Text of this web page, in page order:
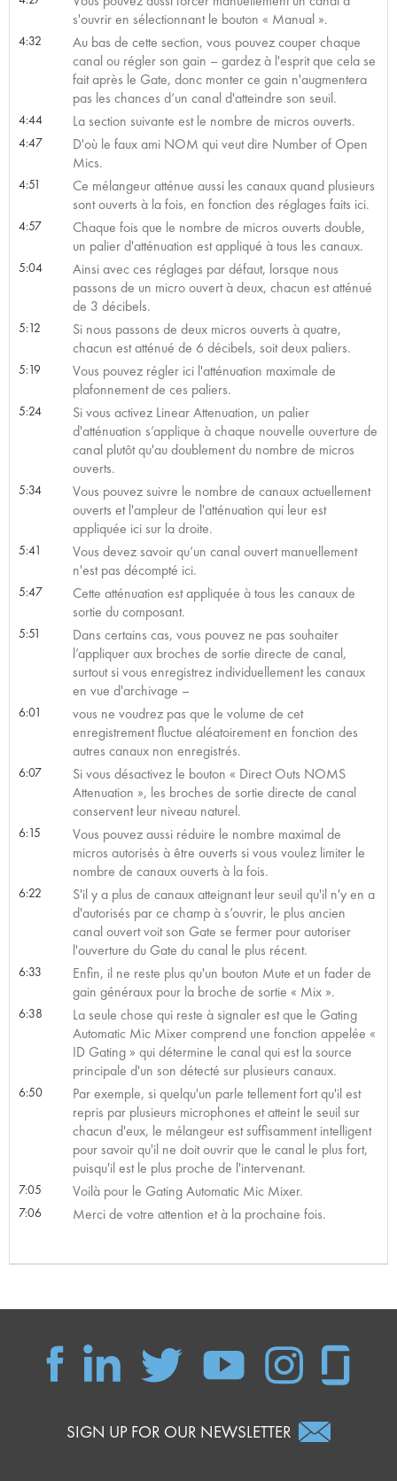
s'ouvrir en sélectionnant le bouton « Manual ».
4:32
Au bas de cette section, vous pouvez couper chaque
canal ou régler son gain – gardez à l'esprit que cela se
fait après le Gate, donc monter ce gain n'augmentera
pas les chances d’un canal d'atteindre son seuil.
4:44 La section suivante est le nombre de micros ouverts.
4:47
D'où le faux ami NOM qui veut dire Number of Open
Mics.
4:51
Ce mélangeur atténue aussi les canaux quand plusieurs
sont ouverts à la fois, en fonction des réglages faits ici.
4:57
Chaque fois que le nombre de micros ouverts double,
un palier d'atténuation est appliqué à tous les canaux.
5:04
Ainsi avec ces réglages par défaut, lorsque nous
passons de un micro ouvert à deux, chacun est atténué
de 3 décibels.
5:12
Si nous passons de deux micros ouverts à quatre,
chacun est atténué de 6 décibels, soit deux paliers.
5:19
Vous pouvez régler ici l'atténuation maximale de
plafonnement de ces paliers.
5:24
Si vous activez Linear Attenuation, un palier
d'atténuation s’applique à chaque nouvelle ouverture de
canal plutôt qu'au doublement du nombre de micros
ouverts.
5:34
Vous pouvez suivre le nombre de canaux actuellement
ouverts et l'ampleur de l'atténuation qui leur est
appliquée ici sur la droite.
5:41
Vous devez savoir qu’un canal ouvert manuellement
n'est pas décompté ici.
5:47
Cette atténuation est appliquée à tous les canaux de
sortie du composant.
5:51
Dans certains cas, vous pouvez ne pas souhaiter
l’appliquer aux broches de sortie directe de canal,
surtout si vous enregistrez individuellement les canaux
en vue d'archivage –
6:01
vous ne voudrez pas que le volume de cet
enregistrement fluctue aléatoirement en fonction des
autres canaux non enregistrés.
6:07
Si vous désactivez le bouton « Direct Outs NOMS
Attenuation », les broches de sortie directe de canal
conservent leur niveau naturel.
6:15
Vous pouvez aussi réduire le nombre maximal de
micros autorisés à être ouverts si vous voulez limiter le
nombre de canaux ouverts à la fois.
6:22
S'il y a plus de canaux atteignant leur seuil qu'il n'y en a
d'autorisés par ce champ à s’ouvrir, le plus ancien
canal ouvert voit son Gate se fermer pour autoriser
l'ouverture du Gate du canal le plus récent.
6:33
Enfin, il ne reste plus qu'un bouton Mute et un fader de
gain généraux pour la broche de sortie « Mix ».
6:38
La seule chose qui reste à signaler est que le Gating
Automatic Mic Mixer comprend une fonction appelée «
ID Gating » qui détermine le canal qui est la source
principale d'un son détecté sur plusieurs canaux.
6:50
Par exemple, si quelqu'un parle tellement fort qu'il est
repris par plusieurs microphones et atteint le seuil sur
chacun d'eux, le mélangeur est suffisamment intelligent
pour savoir qu'il ne doit ouvrir que le canal le plus fort,
puisqu'il est le plus proche de l'intervenant.
7:05 Voilà pour le Gating Automatic Mic Mixer.
7:06 Merci de votre attention et à la prochaine fois.
SIGN UP FOR OUR NEWSLETTER